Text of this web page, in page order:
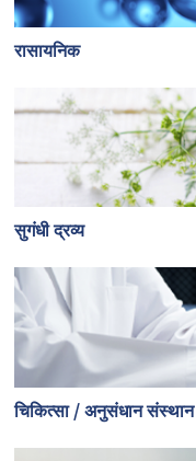
रासायनिक
सुगंधी द्रव्य
चिकित्सा / अनुसंधान संस्थान